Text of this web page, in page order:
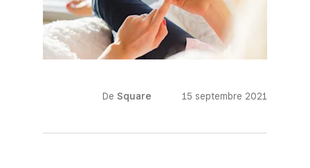
De Square 15 septembre 2021